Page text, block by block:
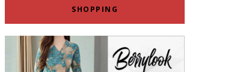
SHOPPING